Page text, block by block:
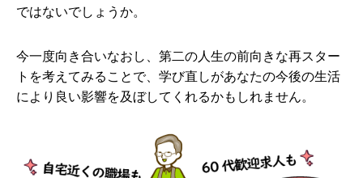
ではないでしょうか。
今一度向き合いなおし、第二の人生の前向きな再スター
トを考えてみることで、学び直しがあなたの今後の生活
により良い影響を及ぼしてくれるかもしれません。